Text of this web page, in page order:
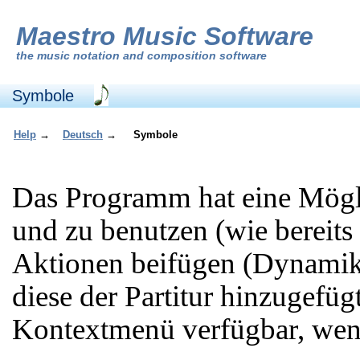
Maestro Music Software
the music notation and composition software
Symbole
Help → Deutsch → Symbole
Das Programm hat eine
und zu benutzen (wie
Aktionen beifügen
diese der Partitur
Kontextmenü verfügbar,